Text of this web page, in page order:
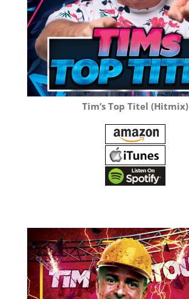
Tim’s Top Titel (Hitmix)